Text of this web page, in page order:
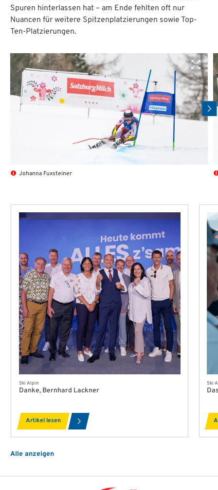
Spuren hinterlassen hat – am Ende fehlten oft nur
Nuancen für weitere Spitzenplatzierungen sowie Top-
Ten-Platzierungen.
Johanna Fuxsteiner
Ski Alpin
Danke, Bernhard Lackner
Artikel lesen
Ski
Alle anzeigen